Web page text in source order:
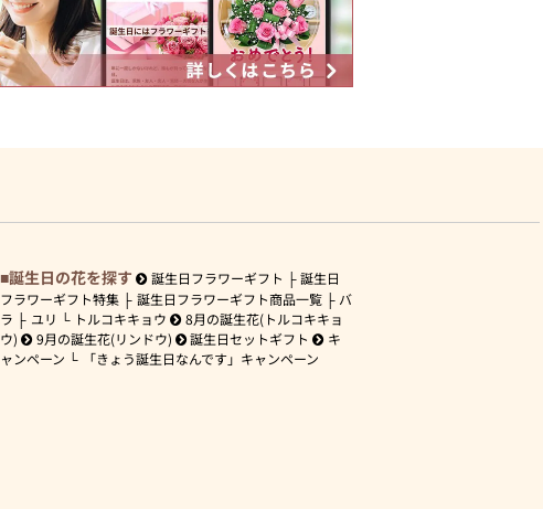
誕生日の花を探す 誕生日フラワーギフト
誕生日
フラワーギフト特集
誕生日フラワーギフト商品一覧
バ
ラ
ユリ トルコキキョウ
8月の誕生花(トルコキキョ
ウ)
9月の誕生花(リンドウ) 誕生日セットギフト
キ
ャンペーン
「きょう誕生日なんです」キャンペーン